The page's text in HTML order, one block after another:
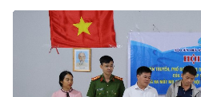
hình ảnh đất và người Lai
tốt đẹp trong đời sống xã hội.